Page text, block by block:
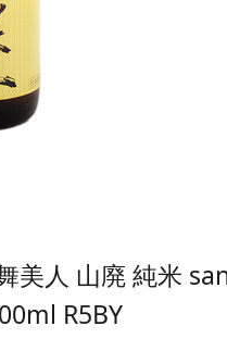
美人 山廃 純米
R5BY